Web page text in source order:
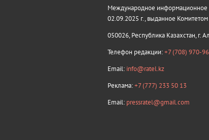
Международное информационное
02.09.2025 г., выданное
050026, Республика Казахстан, г.
Телефон редакции:+7 (708) 970-
Email: info@ratel.kz
Реклама:+7 (777) 233 50 13
Email: pressratel@gmail.com